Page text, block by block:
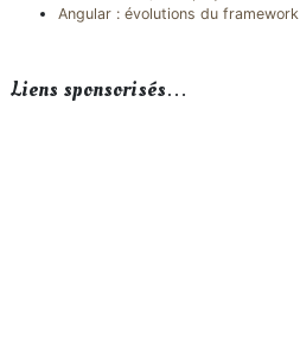
Angular : évolutions du framework
Liens sponsorisés…